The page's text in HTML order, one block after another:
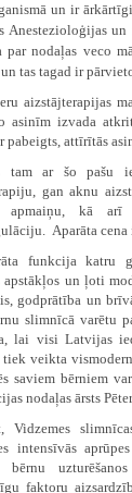
un ir
Anestezioloģijas
par nodaļas veco
tas tagad ir
aizstājterapijas
asinīm izvada
pabeigts, attīrītās
tam ar šo pašu
gan aknu
apmaiņu, kā
Aparāta cena
funkcija katru
un ļoti
godprātība un
slimnīcā varētu
lai visi Latvijas
veikta
saviem bērniem
nodaļas ārsts
Vidzemes
intensīvās
bērnu
faktoru